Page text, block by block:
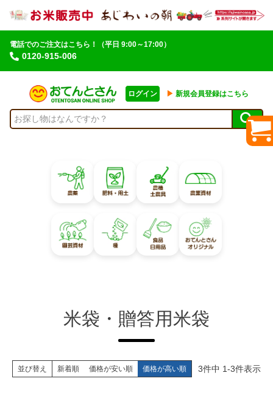
電話でのご注文はこちら！
0120-915-006
（平日 9:00～17:00）
ログイン ▶︎ 新規会員登録はこちら
米袋・贈答用米袋
並び替え 新着順 価格が安い順 価格が高い順 3件中 1-3件表示